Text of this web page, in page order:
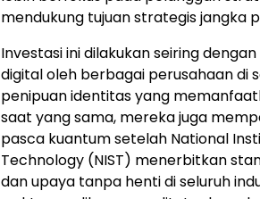
mendukung tujuan strategis jangka
Investasi ini dilakukan seiring
digital oleh berbagai perusahaan di
penipuan identitas yang
saat yang sama, mereka juga
pasca kuantum setelah National
Technology (NIST) menerbitkan
dan upaya tanpa henti di seluruh